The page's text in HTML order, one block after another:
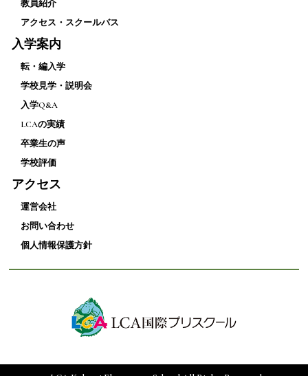
教員紹介
アクセス・スクールバス
入学案内
転・編入学
学校見学・説明会
入学Q&A
LCAの実績
卒業生の声
学校評価
アクセス
運営会社
お問い合わせ
個人情報保護方針